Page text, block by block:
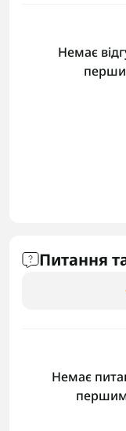
Немає
Питання
Немає
першим